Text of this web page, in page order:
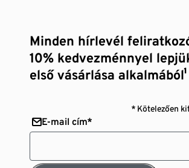
Minden hírlevél
10% kedvezménnyel
első vásárlása alkalmából¹
* Kötelezően
E-mail cím*